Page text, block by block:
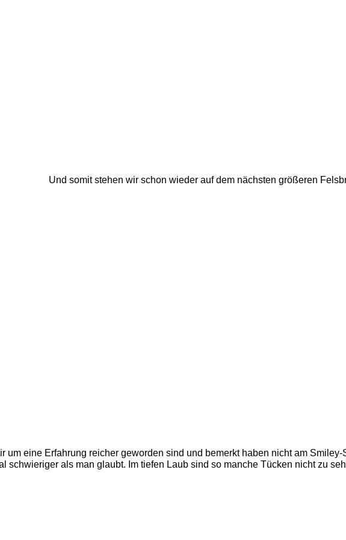
Und somit stehen wir schon wieder auf dem nächsten größeren
um eine Erfahrung reicher geworden sind und bemerkt haben nicht am
schwieriger als man glaubt. Im tiefen Laub sind so manche Tücken nicht zu